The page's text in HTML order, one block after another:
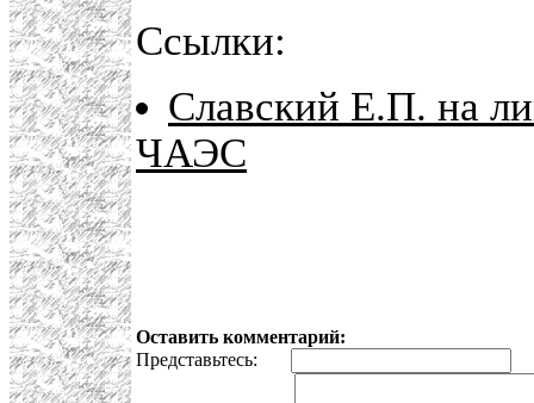
Ссылки:
Славский Е.П. на
ЧАЭС
Оставить комментарий:
Представьтесь: